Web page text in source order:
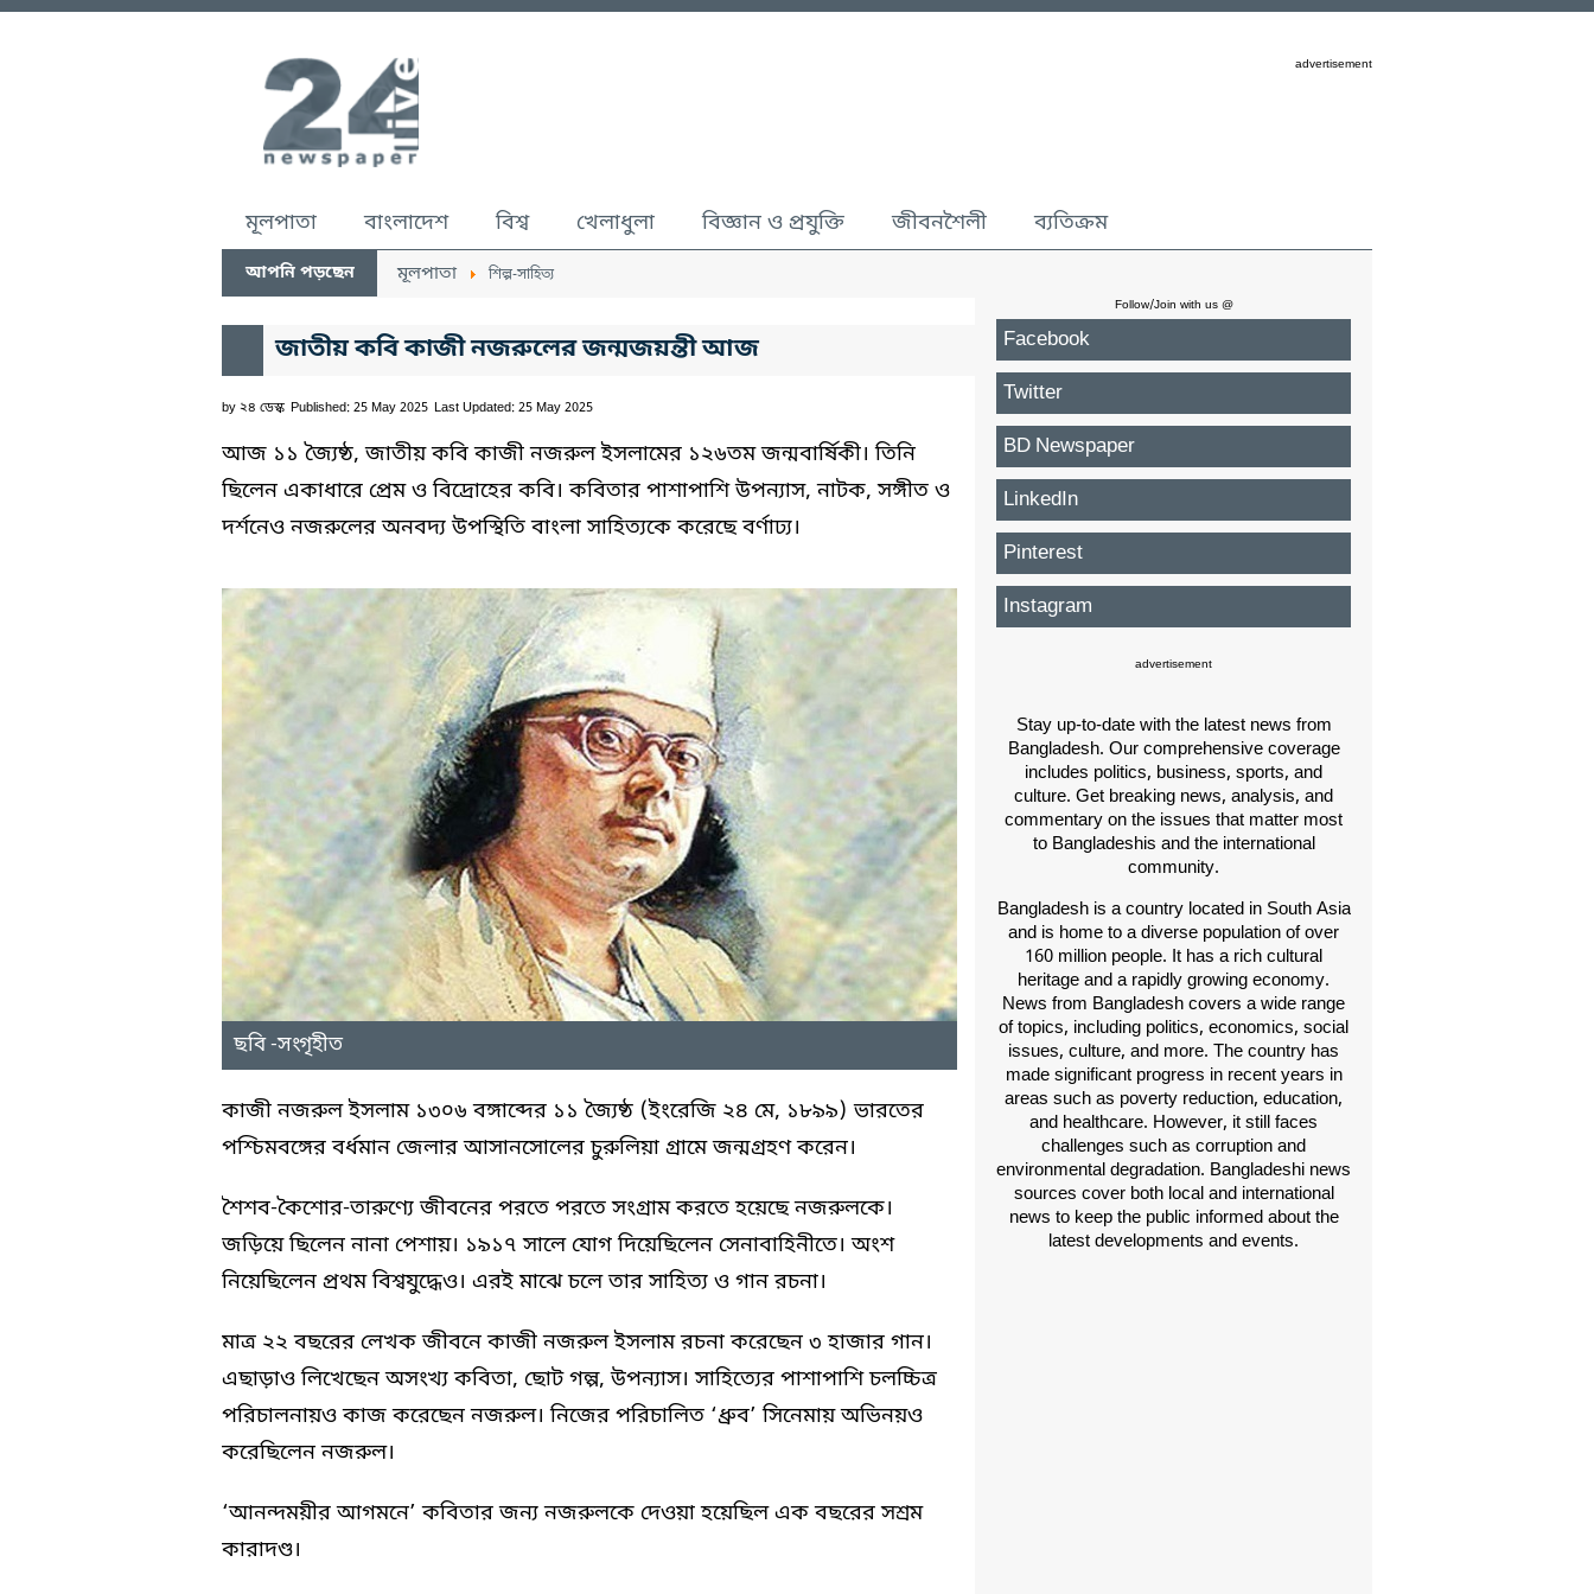
advertisement
মূলপাতা বাংলাদেশ বিশ্ব খেলাধুলা বিজ্ঞান ও প্রযুক্তি জীবনশৈলী ব্যতিক্রম
আপনি পড়ছেন মূলপাতা শিল্প-সাহিত্য
জাতীয় কবি কাজী নজরুলের জন্মজয়ন্তী আজ
by ২৪ ডেস্ক Published: 25 May 2025 Last Updated: 25 May 2025
আজ ১১ জ্যৈষ্ঠ, জাতীয় কবি কাজী নজরুল ইসলামের ১২৬তম জন্মবার্ষিকী। তিনি
ছিলেন একাধারে প্রেম ও বিদ্রোহের কবি। কবিতার পাশাপাশি উপন্যাস, নাটক, সঙ্গীত ও
দর্শনেও নজরুলের অনবদ্য উপস্থিতি বাংলা সাহিত্যকে করেছে বর্ণাঢ্য।
ছবি -সংগৃহীত
কাজী নজরুল ইসলাম ১৩০৬ বঙ্গাব্দের ১১ জ্যৈষ্ঠ (ইংরেজি ২৪ মে, ১৮৯৯) ভারতের
পশ্চিমবঙ্গের বর্ধমান জেলার আসানসোলের চুরুলিয়া গ্রামে জন্মগ্রহণ করেন।
শৈশব-কৈশোর-তারুণ্যে জীবনের পরতে পরতে সংগ্রাম করতে হয়েছে নজরুলকে।
জড়িয়ে ছিলেন নানা পেশায়। ১৯১৭ সালে যোগ দিয়েছিলেন সেনাবাহিনীতে। অংশ
নিয়েছিলেন প্রথম বিশ্বযুদ্ধেও। এরই মাঝে চলে তার সাহিত্য ও গান রচনা।
মাত্র ২২ বছরের লেখক জীবনে কাজী নজরুল ইসলাম রচনা করেছেন ৩ হাজার গান।
এছাড়াও লিখেছেন অসংখ্য কবিতা, ছোট গল্প, উপন্যাস। সাহিত্যের পাশাপাশি চলচ্চিত্র
পরিচালনায়ও কাজ করেছেন নজরুল। নিজের পরিচালিত ‘ধ্রুব’ সিনেমায় অভিনয়ও
করেছিলেন নজরুল।
‘আনন্দময়ীর আগমনে’ কবিতার জন্য নজরুলকে দেওয়া হয়েছিল এক বছরের সশ্রম
কারাদণ্ড।
Follow/Join with us @
Facebook
Twitter
BD Newspaper
LinkedIn
Pinterest
Instagram
advertisement
Stay up-to-date with the latest news from
Bangladesh. Our comprehensive coverage
includes politics, business, sports, and
culture. Get breaking news, analysis, and
commentary on the issues that matter most
to Bangladeshis and the international
community.
Bangladesh is a country located in South Asia
and is home to a diverse population of over
160 million people. It has a rich cultural
heritage and a rapidly growing economy.
News from Bangladesh covers a wide range
of topics, including politics, economics, social
issues, culture, and more. The country has
made significant progress in recent years in
areas such as poverty reduction, education,
and healthcare. However, it still faces
challenges such as corruption and
environmental degradation. Bangladeshi news
sources cover both local and international
news to keep the public informed about the
latest developments and events.